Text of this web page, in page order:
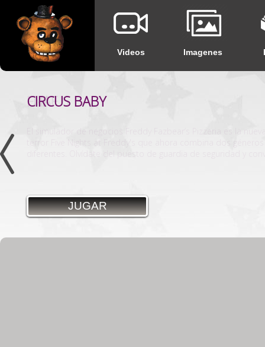
Videos Imagenes
CIRCUS BABY
JUGAR